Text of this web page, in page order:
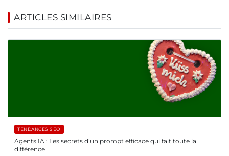
ARTICLES SIMILAIRES
TENDANCES SEO
Agents IA : Les secrets d’un prompt efficace qui fait toute la
différence